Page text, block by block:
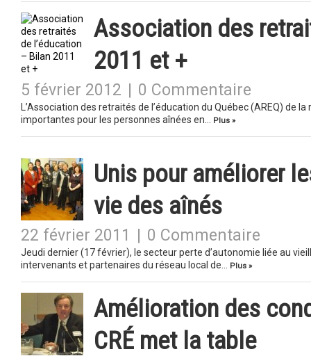
Association des
2011 et +
5 février 2012 0 Commentaire
L’Association des retraités de l’éducation du Québec (AREQ) de
importantes pour les personnes aînées en…
Plus »
Unis pour améliorer
vie des aînés
22 février 2011 0 Commentaire
Jeudi dernier (17 février), le secteur perte d’autonomie liée au
intervenants et partenaires du réseau local de…
Plus »
Amélioration des
CRÉ met la table